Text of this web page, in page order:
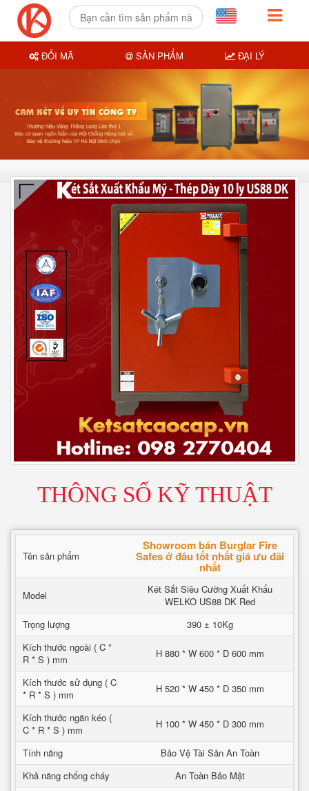
THÔNG SỐ KỸ THUẬT
Tên sản phẩm
Showroom bán Burglar Fire
Safes ở đâu tốt nhất giá ưu đãi
nhất
Model
Két Sắt Siêu Cường Xuất Khẩu
WELKO US88 DK Red
Trọng lượng
390 ± 10Kg
Kích thước ngoài ( C *
R * S ) mm
H 880 * W 600 * D 600 mm
Kích thước sử dụng ( C
* R * S ) mm
H 520 * W 450 * D 350 mm
Kích thước ngăn kéo (
C * R * S ) mm
H 100 * W 450 * D 300 mm
Tính năng
Bảo Vệ Tài Sản An Toàn
Khả năng chống cháy
An Toàn Bảo Mật
ĐỔI MÃ SẢN PHẨM ĐẠI LÝ